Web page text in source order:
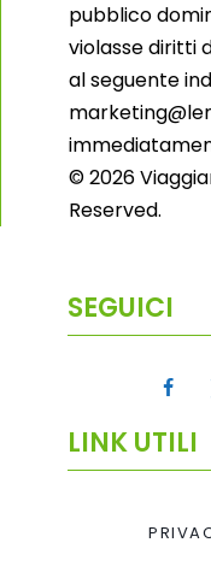
pubblico
violasse diritti
al seguente
© 2026
Reserved.
SEGUICI
LINK UTILI